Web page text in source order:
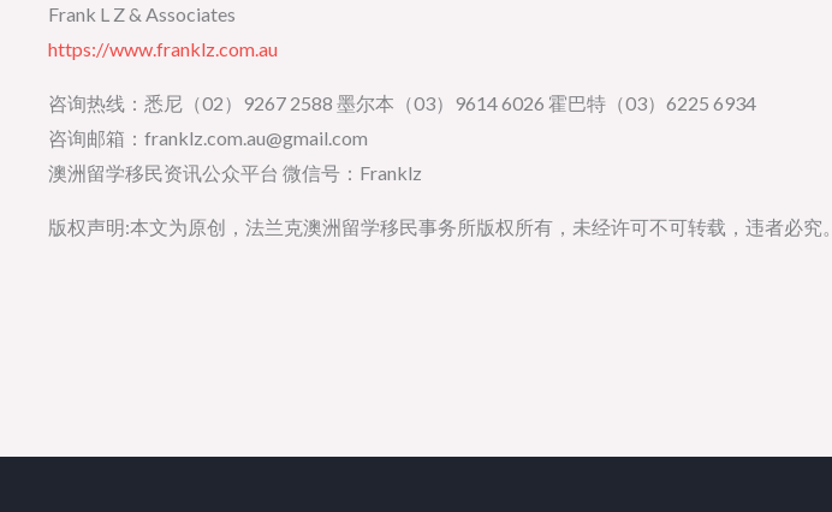
Frank L Z & Associates
https://www.franklz.com.au
咨询热线：悉尼（02）9267 2588 墨尔本（03）9614 6026 霍巴特（03）6225 6934
咨询邮箱：franklz.com.au@gmail.com
澳洲留学移民资讯公众平台 微信号：Franklz
版权声明:本文为原创，法兰克澳洲留学移民事务所版权所有，未经许可不可转载，违者必究。